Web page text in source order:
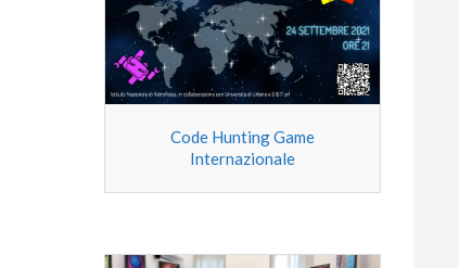
Code Hunting Game
Internazionale